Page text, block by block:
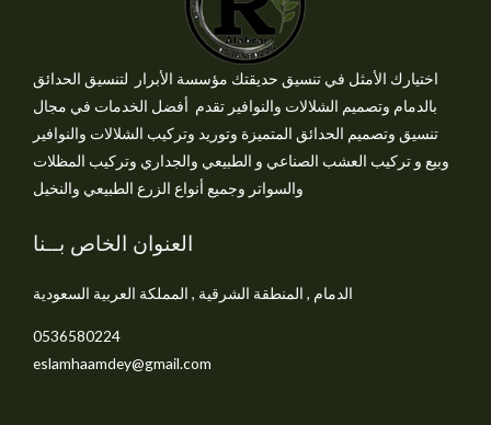
اختيارك الأمثل في تنسيق حديقتك مؤسسة الأبرار لتنسيق الحدائق
بالدمام وتصميم الشلالات والنوافير تقدم أفضل الخدمات في مجال
تنسيق وتصميم الحدائق المتميزة وتوريد وتركيب الشلالات والنوافير
وبيع و تركيب العشب الصناعي و الطبيعي والجداري وتركيب المظلات
والسواتر وجميع أنواع الزرع الطبيعي والنخيل
العنوان الخاص بــنا
الدمام , المنطقة الشرقية , المملكة العربية السعودية
0536580224
eslamhaamdey@gmail.com